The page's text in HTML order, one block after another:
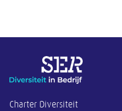
Overige informatie
Charter Diversiteit